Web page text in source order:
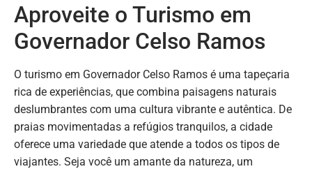
Aproveite o Turismo em
Governador Celso Ramos
O turismo em Governador Celso Ramos é uma tapeçaria
rica de experiências, que combina paisagens naturais
deslumbrantes com uma cultura vibrante e autêntica. De
praias movimentadas a refúgios tranquilos, a cidade
oferece uma variedade que atende a todos os tipos de
viajantes. Seja você um amante da natureza, um